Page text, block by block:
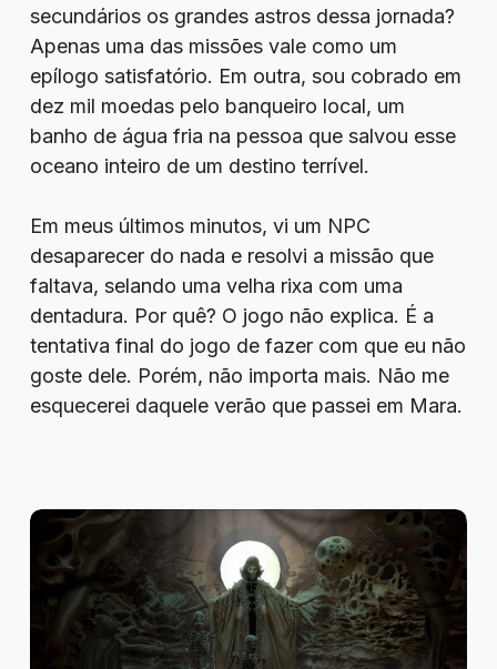
secundários os grandes astros dessa jornada?
Apenas uma das missões vale como um
epílogo satisfatório. Em outra, sou cobrado em
dez mil moedas pelo banqueiro local, um
banho de água fria na pessoa que salvou esse
oceano inteiro de um destino terrível.
Em meus últimos minutos, vi um NPC
desaparecer do nada e resolvi a missão que
faltava, selando uma velha rixa com uma
dentadura. Por quê? O jogo não explica. É a
tentativa final do jogo de fazer com que eu não
goste dele. Porém, não importa mais. Não me
esquecerei daquele verão que passei em Mara.
Review
Tormentum